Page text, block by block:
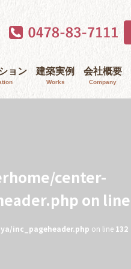
ョン 建築実例
Works
会社概要
Company
center-
on line
inc_pageheader.php on line 132